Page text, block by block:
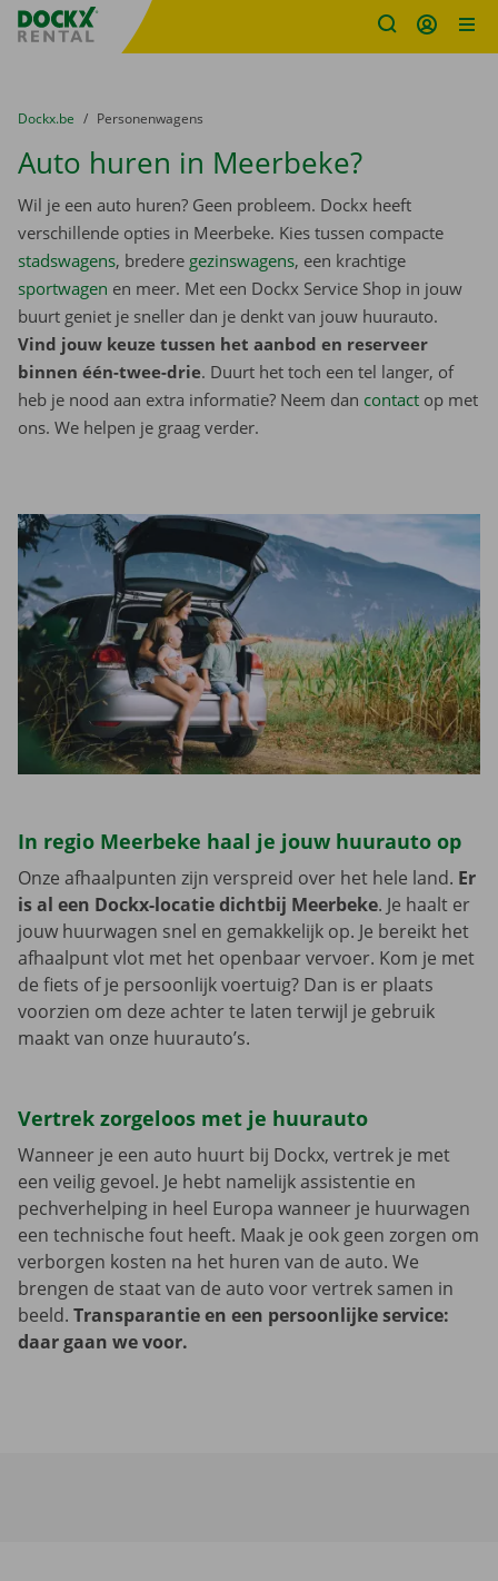
Fratello DEMO
U bevindt zich hier:
van
Dockx.be naar
Personenwagens
Auto huren in Meerbeke?
Wil je een auto huren? Geen probleem. Dockx heeft
verschillende opties in Meerbeke. Kies tussen compacte
stadswagens, bredere gezinswagens, een krachtige
sportwagen en meer. Met een Dockx Service Shop in jouw
buurt geniet je sneller dan je denkt van jouw huurauto.
Vind jouw keuze tussen het aanbod en reserveer
binnen één-twee-drie. Duurt het toch een tel langer, of
heb je nood aan extra informatie? Neem dan contact op met
ons. We helpen je graag verder.
In regio Meerbeke haal je jouw huurauto op
Onze afhaalpunten zijn verspreid over het hele land. Er
is al een Dockx-locatie dichtbij Meerbeke. Je haalt er
jouw huurwagen snel en gemakkelijk op. Je bereikt het
afhaalpunt vlot met het openbaar vervoer. Kom je met
de fiets of je persoonlijk voertuig? Dan is er plaats
voorzien om deze achter te laten terwijl je gebruik
maakt van onze huurauto’s.
Vertrek zorgeloos met je huurauto
Wanneer je een auto huurt bij Dockx, vertrek je met
een veilig gevoel. Je hebt namelijk assistentie en
pechverhelping in heel Europa wanneer je huurwagen
een technische fout heeft. Maak je ook geen zorgen om
verborgen kosten na het huren van de auto. We
brengen de staat van de auto voor vertrek samen in
beeld. Transparantie en een persoonlijke service:
daar gaan we voor.